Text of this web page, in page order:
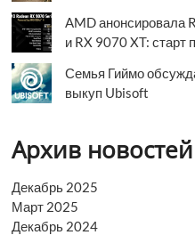
AMD анонсировала
и RX 9070 XT: старт
Семья Гиймо
выкуп Ubisoft
Архив новостей
Декабрь 2025
Март 2025
Декабрь 2024